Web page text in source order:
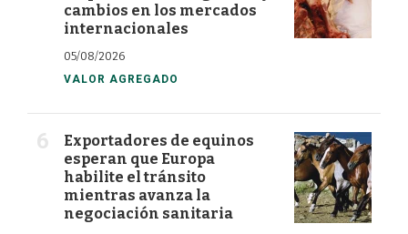
cambios en los mercados
internacionales
05/08/2026
VALOR AGREGADO
Exportadores de equinos
esperan que Europa
habilite el tránsito
mientras avanza la
negociación sanitaria